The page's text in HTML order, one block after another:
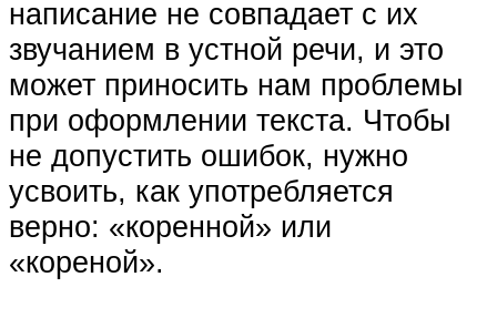
написание не совпадает с их
звучанием в устной речи, и это
может приносить нам проблемы
при оформлении текста. Чтобы
не допустить ошибок, нужно
усвоить, как употребляется
верно: «коренной» или
«кореной».